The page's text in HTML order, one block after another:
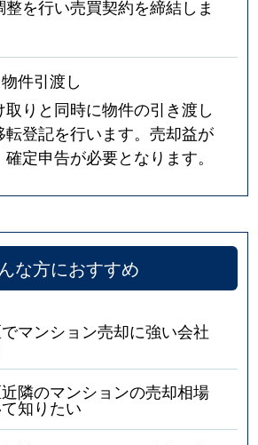
を行い売買契約を締結しま
件引渡し
りと同時に物件の引き渡し
転登記を行います。売却益が
定申告が必要となります。
な方におすすめ
マンション売却に強い会社
隣のマンションの売却相場
知りたい